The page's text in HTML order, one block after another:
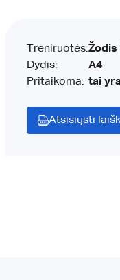
Treniruotės:
Dydis:
Pritaikoma:
Žodis
A4
tai yra
Atsisiųsti